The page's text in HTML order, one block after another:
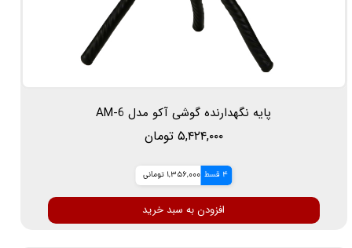
پایه نگهدارنده گوشی آکو مدل AM-6
۵,۴۲۴,۰۰۰ تومان
4 قسط 1,356,000 تومانی
افزودن به سبد خرید